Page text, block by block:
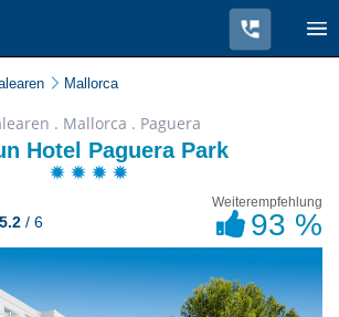
Mallorca
. Mallorca . Paguera
Hotel Paguera Park
5.2 / 6
Weiterempfehlung
93 %